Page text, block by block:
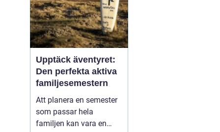
Upptäck äventyret:
Den perfekta aktiva
familjesemestern
Att planera en semester
som passar hela
familjen kan vara en